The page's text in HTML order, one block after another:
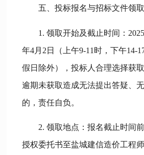
五、投标报名与招标文件领取
1. 领取开始及截止时间： 202
年4月 2 日（上午9-11时，下午14-
假日除外），投标人合理选择获
逾期未获取造成无法提出答疑、
的，责任自负。
2. 领取地点：报名截止时间
授权委托书至盐城建信造价工程